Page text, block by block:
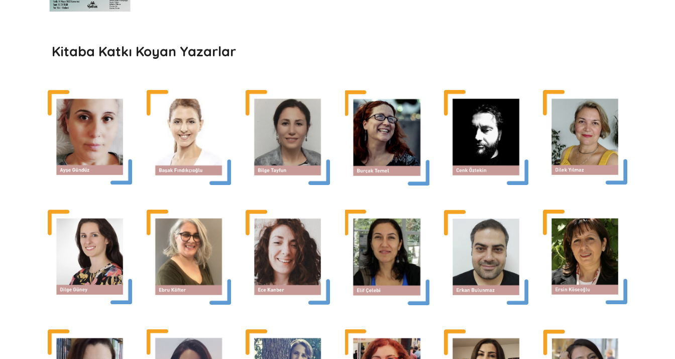
Kitaba Katkı Koyan Yazarlar